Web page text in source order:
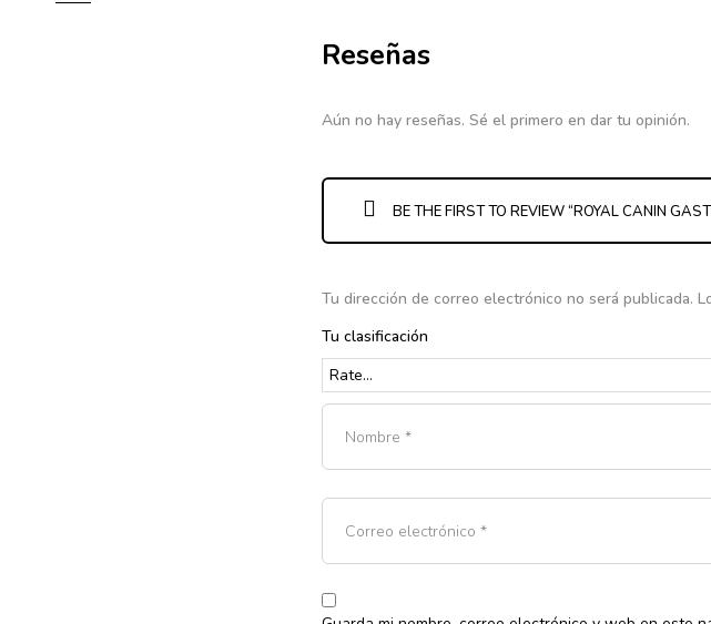
Reseñas
Aún no hay reseñas. Sé el primero en dar tu opinión.
BE THE FIRST TO REVIEW “ROYAL CANIN
Tu dirección de correo electrónico no será publicada.
Tu clasificación